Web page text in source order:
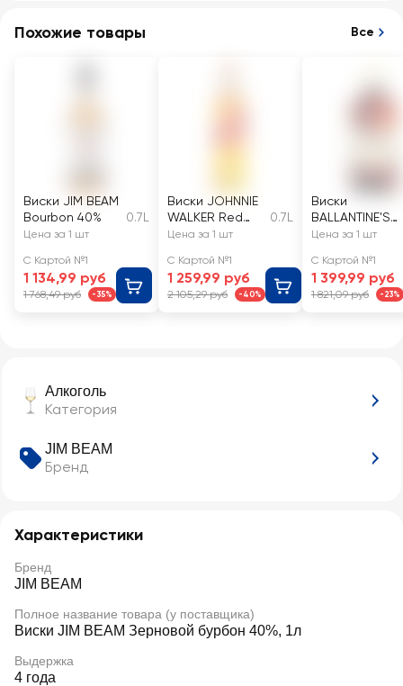
Алкоголь
Категория
JIM BEAM
Бренд
Характеристики
Бренд
JIM BEAM
Полное название товара (у поставщика)
Виски JIM BEAM Зерновой бурбон 40%, 1л
Выдержка
4 года
Похожие товары Все
Виски JIM BEAM
Bourbon 40%
0.7L
Цена за 1 шт
С Картой №1
1 134,99 руб
1 768,49 руб -35%
Виски JOHNNIE
WALKER Red
Label
купажированны
й, 40%
0.7L
Цена за 1 шт
С Картой №1
1 259,99 руб
2 105,29 руб -40%
Виски
BALLANTINE'S
Finest
й, 40%
Цена за 1 шт
С Картой №1
1 399,99 руб
1 821,09 руб -23%